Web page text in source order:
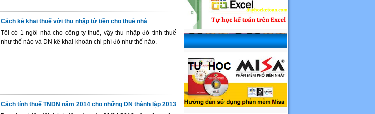
Cách kê khai thuế với thu nhập từ tiền cho thuê nhà
Tôi có 1 ngôi nhà cho công ty thuê, vậy thu nhập đó tính thuế
như thế nào và DN kê khai khoản chi phí đó như thế nào.
Cách tính thuế TNDN năm 2014 cho những DN thành lập 2013